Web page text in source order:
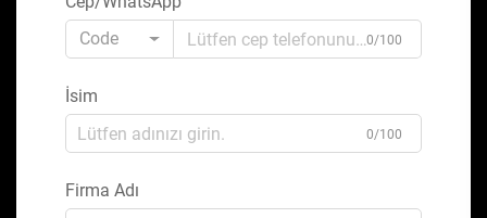
Code
0/100
İsim
0/100
Firma Adı